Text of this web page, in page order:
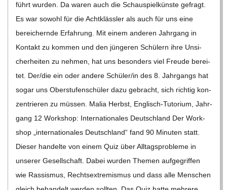
führt wur­den. Da waren auch die Schau­spiel­künste gefragt.
Es war sowohl für die Acht­kläss­ler als auch für uns eine
berei­chernde Erfah­rung. Mit einem ande­ren Jahr­gang in
Kon­takt zu kom­men und den jün­ge­ren Schü­lern ihre Unsi­
cher­hei­ten zu neh­men, hat uns beson­ders viel Freude berei­
tet. Der/​​die ein oder andere Schüler/​​in des 8. Jahr­gangs hat
sogar uns Ober­stu­fen­schü­ler dazu gebracht, sich rich­tig kon­
zen­trie­ren zu müs­sen. Malia Herbst, Eng­­lisch-Tuto­rium, Jahr­
gang 12 Work­shop: Inter­na­tio­na­les Deutsch­land Der Work­
shop „inter­na­tio­na­les Deutsch­land“ fand 90 Minu­ten statt.
Die­ser han­delte von einem Quiz über All­tags­pro­bleme in
unse­rer Gesell­schaft. Dabei wur­den The­men auf­ge­grif­fen
wie Ras­sis­mus, Rechts­extre­mis­mus und dass alle Men­schen